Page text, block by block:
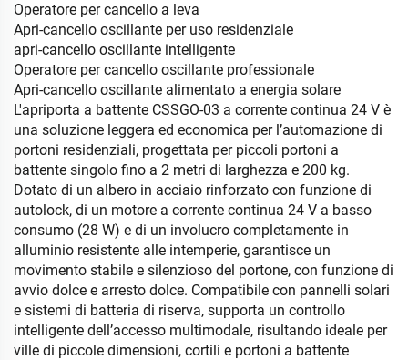
Operatore per cancello a leva
Apri-cancello oscillante per uso residenziale
apri-cancello oscillante intelligente
Operatore per cancello oscillante professionale
Apri-cancello oscillante alimentato a energia solare
L'apriporta a battente CSSGO-03 a corrente continua 24 V è
una soluzione leggera ed economica per l’automazione di
portoni residenziali, progettata per piccoli portoni a
battente singolo fino a 2 metri di larghezza e 200 kg.
Dotato di un albero in acciaio rinforzato con funzione di
autolock, di un motore a corrente continua 24 V a basso
consumo (28 W) e di un involucro completamente in
alluminio resistente alle intemperie, garantisce un
movimento stabile e silenzioso del portone, con funzione di
avvio dolce e arresto dolce. Compatibile con pannelli solari
e sistemi di batteria di riserva, supporta un controllo
intelligente dell’accesso multimodale, risultando ideale per
ville di piccole dimensioni, cortili e portoni a battente